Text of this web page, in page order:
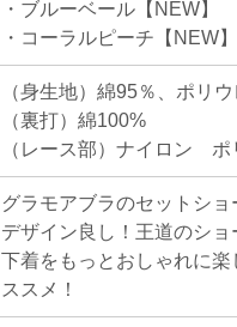
・ブルーベール【NEW】
・コーラルピーチ【NEW】
（身生地）綿95％、ポリ
（裏打）綿100%
（レース部）ナイロン ポ
グラモアブラのセットショ
デザイン良し！王道のショ
下着をもっとおしゃれに楽
ススメ！